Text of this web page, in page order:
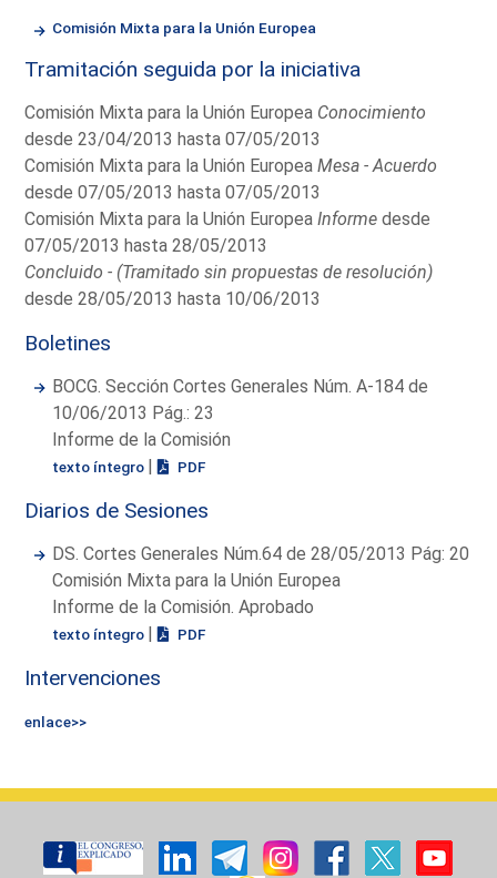
Comisión Mixta para la Unión Europea
Tramitación seguida por la iniciativa
Comisión Mixta para la Unión Europea Conocimiento
desde 23/04/2013 hasta 07/05/2013
Comisión Mixta para la Unión EuropeaMesa - Acuerdo
desde 07/05/2013 hasta 07/05/2013
Comisión Mixta para la Unión EuropeaInforme desde
07/05/2013 hasta 28/05/2013
Concluido - (Tramitado sin propuestas de resolución)
desde 28/05/2013 hasta 10/06/2013
Boletines
BOCG. Sección Cortes Generales Núm. A-184 de
10/06/2013 Pág.: 23
Informe de la Comisión
texto íntegro | PDF
Diarios de Sesiones
DS. Cortes Generales Núm.64 de 28/05/2013 Pág: 20
Comisión Mixta para la Unión Europea
Informe de la Comisión. Aprobado
texto íntegro | PDF
Intervenciones
enlace>>